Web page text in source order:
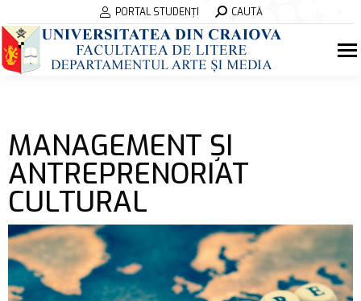
PORTAL STUDENȚI Search:CAUTĂ
MANAGEMENT ȘI
ANTREPRENORIAT
CULTURAL